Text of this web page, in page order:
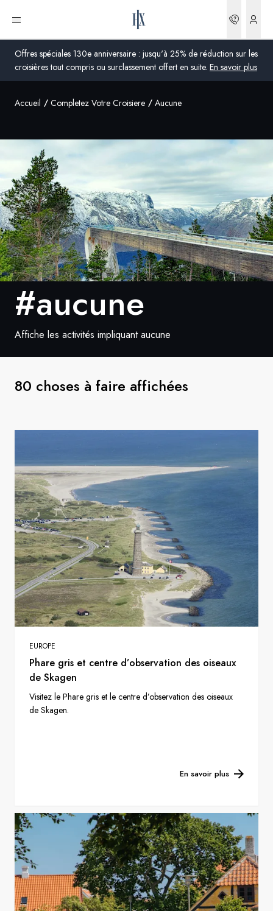
Offres spéciales 130e anniversaire : jusqu'à 25% de réduction sur les
croisières tout compris ou surclassement offert en suite. En savoir plus
Ouvrir le menu
France
Royaume-Uni
États-Unis
Allemagne
Suisse
France
Suède
Danemark
Norvège
Global
Accueil Completez Votre Croisiere Aucune
#aucune
Affiche les activités impliquant aucune
80 choses à faire affichées
EUROPE
Phare gris et centre d’observation des oiseaux
de Skagen
Visitez le Phare gris et le centre d’observation des oiseaux
de Skagen.
En savoir plus